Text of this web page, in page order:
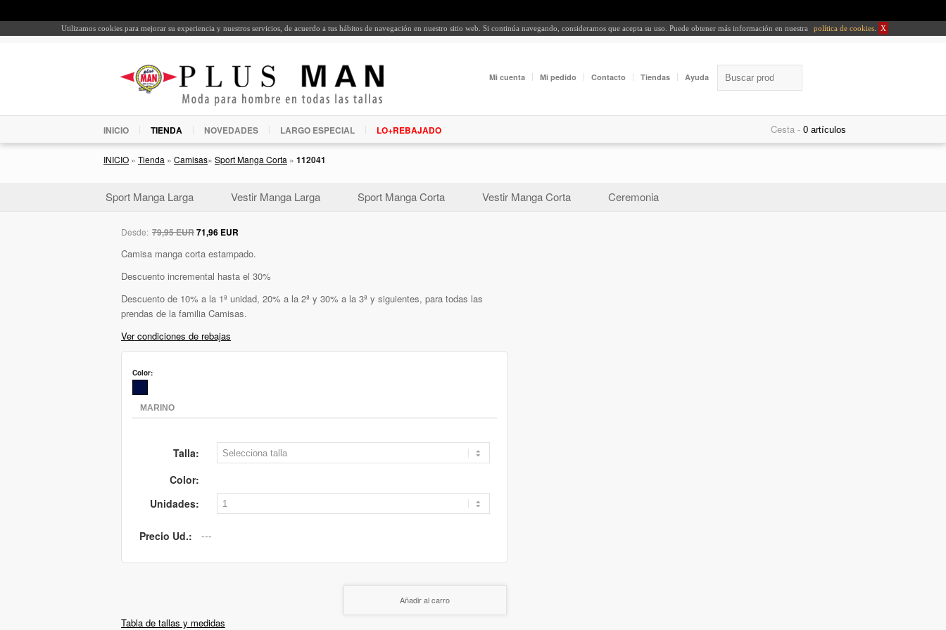
Utilizamos cookies para mejorar su experiencia y nuestros servicios, de acuerdo a tus hábitos de navegación en nuestro sitio web. Si continúa navegando, consideramos que acepta su uso. Puede obtener más información en nuestra política de cookies X
Mi cuenta Mi pedido Contacto Tiendas Ayuda
INICIO TIENDA NOVEDADES LARGO ESPECIAL LO+REBAJADO Cesta -
INICIO » Tienda » Camisas» Sport Manga Corta » 112041
Sport Manga Larga Vestir Manga Larga Sport Manga Corta Vestir Manga Corta Ceremonia
Desde: 79,95 EUR71,96 EUR
Camisa manga corta estampado.
Descuento incremental hasta el 30%
Descuento de 10% a la 1ª unidad, 20% a la 2ª y 30% a la 3ª y siguientes, para todas las
prendas de la familia Camisas.
Ver condiciones de rebajas
Color:
Talla:
Color:
Unidades:
Precio Ud.:
Añadir al carro
Tabla de tallas y medidas